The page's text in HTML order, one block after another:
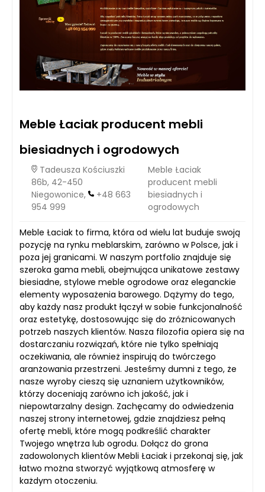
Meble Łaciak producent mebli
biesiadnych i ogrodowych
Tadeusza Kościuszki
86b, 42-450
Niegowonice,
+48 663
954 999
Meble Łaciak
producent mebli
biesiadnych i
ogrodowych
Meble Łaciak to firma, która od wielu lat buduje swoją
pozycję na rynku meblarskim, zarówno w Polsce, jak i
poza jej granicami. W naszym portfolio znajduje się
szeroka gama mebli, obejmująca unikatowe zestawy
biesiadne, stylowe meble ogrodowe oraz eleganckie
elementy wyposażenia barowego. Dążymy do tego,
aby każdy nasz produkt łączył w sobie funkcjonalność
oraz estetykę, dostosowując się do zróżnicowanych
potrzeb naszych klientów. Nasza filozofia opiera się na
dostarczaniu rozwiązań, które nie tylko spełniają
oczekiwania, ale również inspirują do twórczego
aranżowania przestrzeni. Jesteśmy dumni z tego, że
nasze wyroby cieszą się uznaniem użytkowników,
którzy doceniają zarówno ich jakość, jak i
niepowtarzalny design. Zachęcamy do odwiedzenia
naszej strony internetowej, gdzie znajdziesz pełną
ofertę mebli, które mogą podkreślić charakter
Twojego wnętrza lub ogrodu. Dołącz do grona
zadowolonych klientów Mebli Łaciak i przekonaj się, jak
łatwo można stworzyć wyjątkową atmosferę w
każdym otoczeniu.